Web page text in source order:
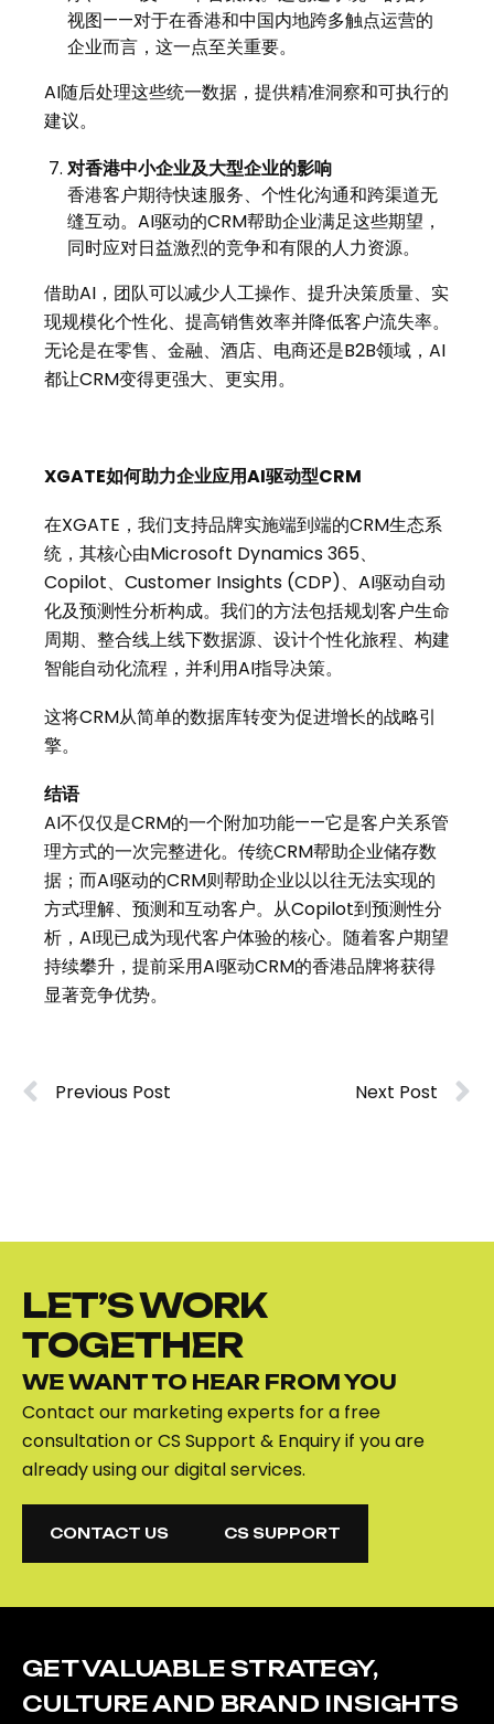
视图——对于在香港和中国内地跨多触点运营的
企业而言，这一点至关重要。
AI随后处理这些统一数据，提供精准洞察和可执行的
建议。
对香港中小企业及大型企业的影响
香港客户期待快速服务、个性化沟通和跨渠道无
缝互动。AI驱动的CRM帮助企业满足这些期望，
同时应对日益激烈的竞争和有限的人力资源。
借助AI，团队可以减少人工操作、提升决策质量、实
现规模化个性化、提高销售效率并降低客户流失率。
无论是在零售、金融、酒店、电商还是B2B领域，AI
都让CRM变得更强大、更实用。
XGATE如何助力企业应用AI驱动型CRM
在XGATE，我们支持品牌实施端到端的CRM生态系
统，其核心由Microsoft Dynamics 365、
Copilot、Customer Insights (CDP)、AI驱动自动
化及预测性分析构成。我们的方法包括规划客户生命
周期、整合线上线下数据源、设计个性化旅程、构建
智能自动化流程，并利用AI指导决策。
这将CRM从简单的数据库转变为促进增长的战略引
擎。
结语
AI不仅仅是CRM的一个附加功能——它是客户关系管
理方式的一次完整进化。传统CRM帮助企业储存数
据；而AI驱动的CRM则帮助企业以以往无法实现的
方式理解、预测和互动客户。从Copilot到预测性分
析，AI现已成为现代客户体验的核心。随着客户期望
持续攀升，提前采用AI驱动CRM的香港品牌将获得
显著竞争优势。
Previous Post Next Post
LET’S WORK
TOGETHER
WE WANT TO HEAR FROM YOU
Contact our marketing experts for a free
consultation or CS Support & Enquiry if you are
already using our digital services.
CONTACT US
CS SUPPORT
GET VALUABLE STRATEGY,
CULTURE AND BRAND INSIGHTS